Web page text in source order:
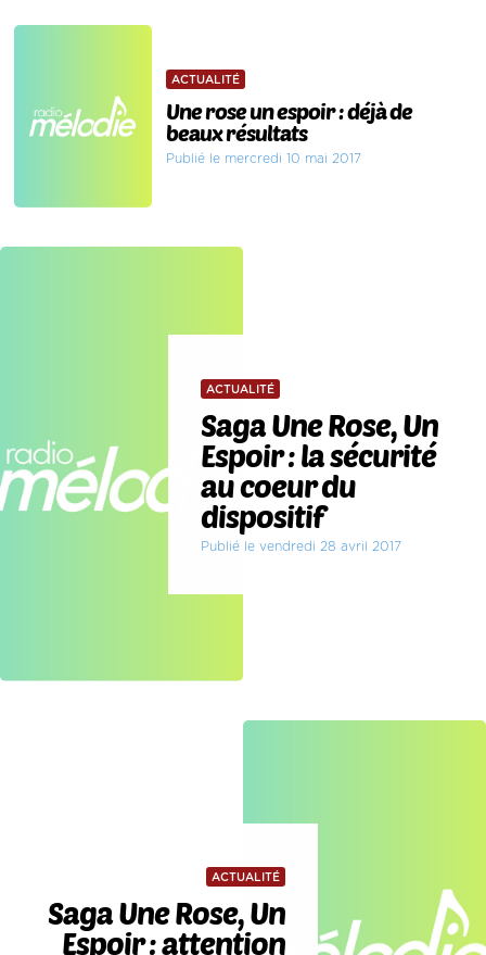
ACTUALITÉ
Une rose un espoir : déjà de
beaux résultats
Publié le mercredi 10 mai 2017
ACTUALITÉ
Saga Une Rose, Un
Espoir : la sécurité
au coeur du
dispositif
Publié le vendredi 28 avril 2017
ACTUALITÉ
Saga Une Rose, Un
Espoir : attention